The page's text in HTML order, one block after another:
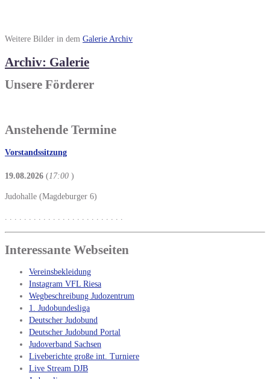
Weitere Bilder in dem Galerie Archiv
Archiv: Galerie
Unsere Förderer
Anstehende Termine
Vorstandssitzung
19.08.2026 (17:00 )
Judohalle (Magdeburger 6)
. . . . . . . . . . . . . . . . . . . . . . . . .
Interessante Webseiten
Vereinsbekleidung
Instagram VFL Riesa
Wegbeschreibung Judozentrum
1. Judobundesliga
Deutscher Judobund
Deutscher Judobund Portal
Judoverband Sachsen
Liveberichte große int. Turniere
Live Stream DJB